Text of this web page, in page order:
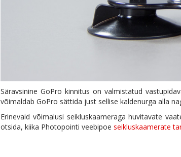
Säravsinine GoPro kinnitus on valmistatud
võimaldab GoPro sättida just sellise kaldenurga alla
Erinevaid võimalusi seikluskaameraga huvitavate
otsida, kiika Photopointi veebipoeseikluskaamerate